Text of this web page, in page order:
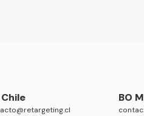
BO